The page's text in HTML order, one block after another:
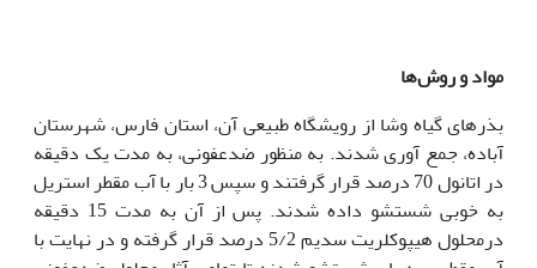
مواد و روش‌ها
بذرهای گیاه وشا از رویشگاه طبیعی آن، استان فارس، شهرستان
آباده، جمع آوری شدند. به منظور ضدعفونی، به مدت یک دقیقه
در اتانول 70 درصد قرار گرفتند و سپس 3 بار با آب مقطر استریل
به خوبی شستشو داده شدند. پس از آن به مدت 15 دقیقه
درمحلول هیپوکلریت سدیم 5/2 درصد قرار گرفته و در نهایت با